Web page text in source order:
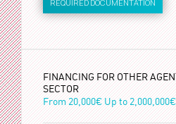
REQUIRED DOCUMENTATION
FINANCING FOR OTHER
SECTOR
From20,000€Up to2,000,000€